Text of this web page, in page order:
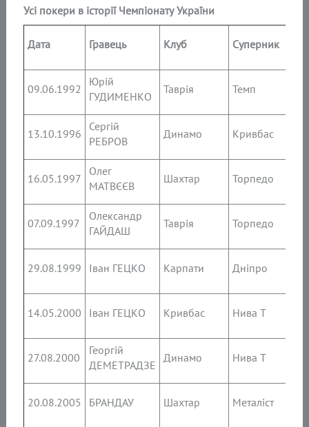
Усі покери в історії Чемпіонату України
Дата Гравець Клуб Суперник
09.06.1992
Юрій
ГУДИМЕНКО
Таврія Темп
13.10.1996
Сергій
РЕБРОВ
Динамо Кривбас
16.05.1997
Олег
МАТВЄЄВ
Шахтар Торпедо
07.09.1997
Олександр
ГАЙДАШ
Таврія Торпедо
29.08.1999 Іван ГЕЦКО Карпати Дніпро
14.05.2000 Іван ГЕЦКО Кривбас Нива Т
27.08.2000
Георгій
ДЕМЕТРАДЗЕ
Динамо Нива Т
20.08.2005 БРАНДАУ Шахтар Металіст